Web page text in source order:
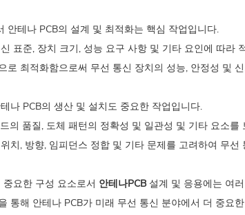
안테나 PCB의 설계 및 최적화는 핵심 작업입니다.
표준, 장치 크기, 성능 요구 사항 및 기타 요인에 따
로 최적화함으로써 무선 통신 장치의 성능, 안정성 및
나 PCB의 생산 및 설치도 중요한 작업입니다.
의 품질, 도체 패턴의 정확성 및 일관성 및 기타 요소
치, 방향, 임피던스 정합 및 기타 문제를 고려하여 무
요한 구성 요소로서 안테나PCB설계 및 응용에는 여
통해 안테나 PCB가 미래 무선 통신 분야에서 더 중요